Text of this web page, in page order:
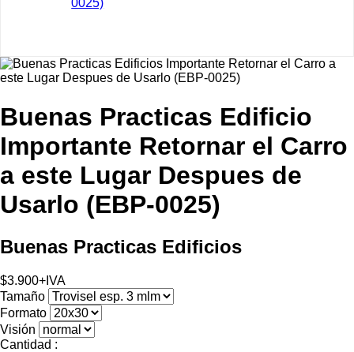
Buenas Practicas Edificio
Importante Retornar el Carro
a este Lugar Despues de
Usarlo (EBP-0025)
Buenas Practicas Edificios
$3.900+IVA
Tamaño
Formato
Visión
Cantidad :